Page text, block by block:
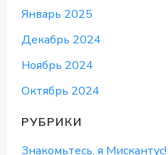
Январь 2025
Декабрь 2024
Ноябрь 2024
Октябрь 2024
РУБРИКИ
Знакомьтесь, я Мискантус!